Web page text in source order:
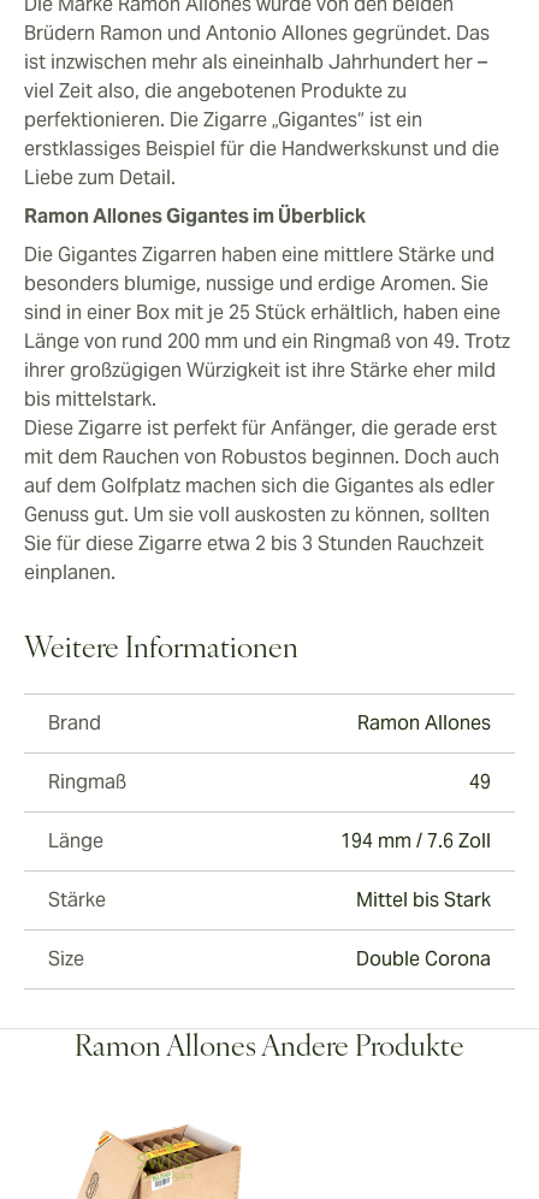
Brüdern Ramon und Antonio Allones gegründet. Das
ist inzwischen mehr als eineinhalb Jahrhundert her –
viel Zeit also, die angebotenen Produkte zu
perfektionieren. Die Zigarre „Gigantes“ ist ein
erstklassiges Beispiel für die Handwerkskunst und die
Liebe zum Detail.
Ramon Allones Gigantes im Überblick
Die Gigantes Zigarren haben eine mittlere Stärke und
besonders blumige, nussige und erdige Aromen. Sie
sind in einer Box mit je 25 Stück erhältlich, haben eine
Länge von rund 200 mm und ein Ringmaß von 49. Trotz
ihrer großzügigen Würzigkeit ist ihre Stärke eher mild
bis mittelstark.
Diese Zigarre ist perfekt für Anfänger, die gerade erst
mit dem Rauchen von Robustos beginnen. Doch auch
auf dem Golfplatz machen sich die Gigantes als edler
Genuss gut. Um sie voll auskosten zu können, sollten
Sie für diese Zigarre etwa 2 bis 3 Stunden Rauchzeit
einplanen.
Weitere Informationen
Brand Ramon Allones
Ringmaß 49
Länge 194 mm / 7.6 Zoll
Stärke Mittel bis Stark
Size Double Corona
Ramon Allones Andere Produkte